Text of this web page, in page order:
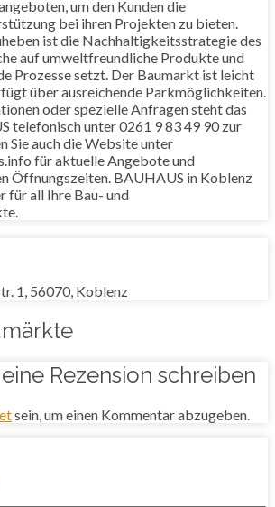
um den Kunden die
bei ihren Projekten zu bieten.
ist die Nachhaltigkeitsstrategie des
auf umweltfreundliche Produkte und
Prozesse setzt. Der Baumarkt ist leicht
über ausreichende Parkmöglichkeiten.
oder spezielle Anfragen steht das
telefonisch unter 0261 9 83 49 90 zur
Sie auch die Website unter
für aktuelle Angebote und
Öffnungszeiten. BAUHAUS in Koblenz
für all Ihre Bau- und
1, 56070, Koblenz
Rezension schreiben
sein, um einen Kommentar abzugeben.